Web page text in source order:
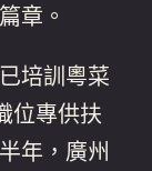
章。
培訓粵菜
位專供扶
年，廣州